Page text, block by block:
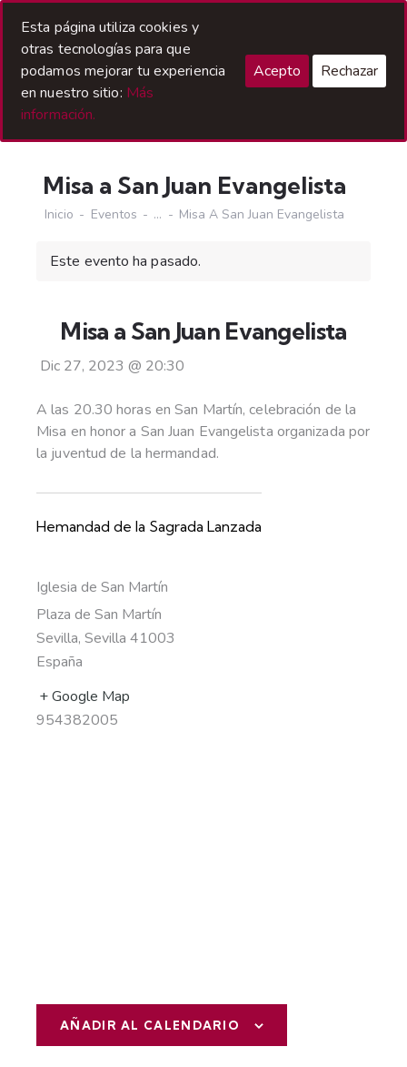
Misa a San Juan Evangelista
Inicio Eventos ... Misa A San Juan Evangelista
Este evento ha pasado.
Misa a San Juan Evangelista
Dic 27, 2023 @ 20:30
A las 20.30 horas en San Martín, celebración de la
Misa en honor a San Juan Evangelista organizada por
la juventud de la hermandad.
Hemandad de la Sagrada Lanzada
Iglesia de San Martín
Plaza de San Martín
Sevilla, Sevilla 41003
España
+ Google Map
954382005
AÑADIR AL CALENDARIO
Esta página utiliza cookies y
otras tecnologías para que
podamos mejorar tu experiencia
en nuestro sitio: Más
información.
Acepto Rechazar